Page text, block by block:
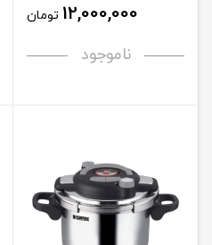
12,000,000 تومان
ناموجود